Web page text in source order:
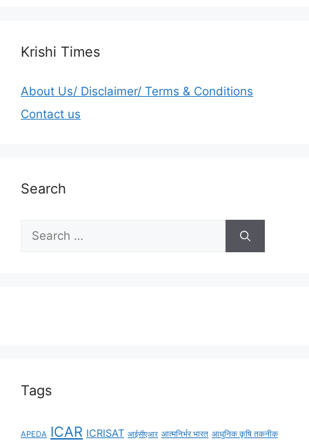
Krishi Times
About Us/ Disclaimer/ Terms & Conditions
Contact us
Search
Tags
APEDA ICAR ICRISAT आईसीएआर आत्मनिर्भर भारत आधुनिक कृषि तकनीक